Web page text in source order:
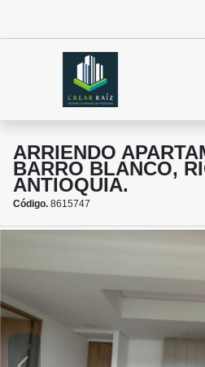
ARRIENDO
BARRO BLANCO,
ANTIOQUIA.
Código. 8615747